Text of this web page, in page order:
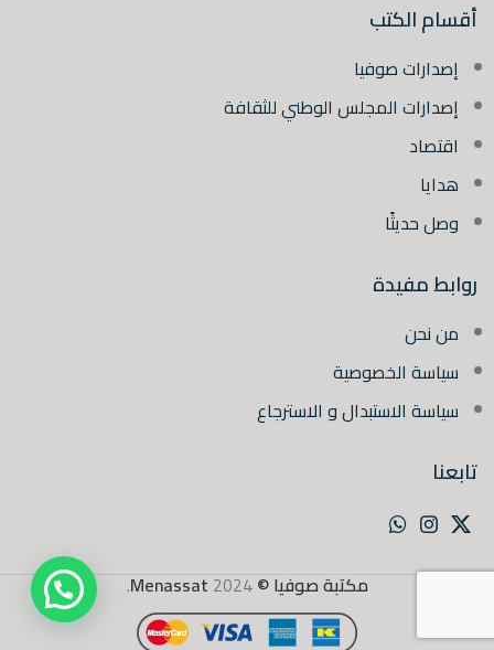
أقسام الكتب
إصدارات صوفيا
إصدارات المجلس الوطني للثقافة
اقتصاد
هدايا
وصل حديثًا
روابط مفيدة
من نحن
سياسة الخصوصية
سياسة الاستبدال و الاسترجاع
تابعنا
مكتبة صوفيا ©2024
Menassat
.